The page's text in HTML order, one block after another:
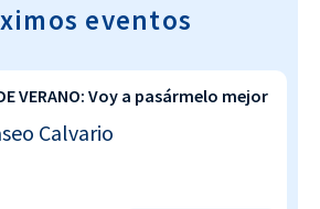
eventos
VERANO: Voy a pasármelo mejor
Calvario